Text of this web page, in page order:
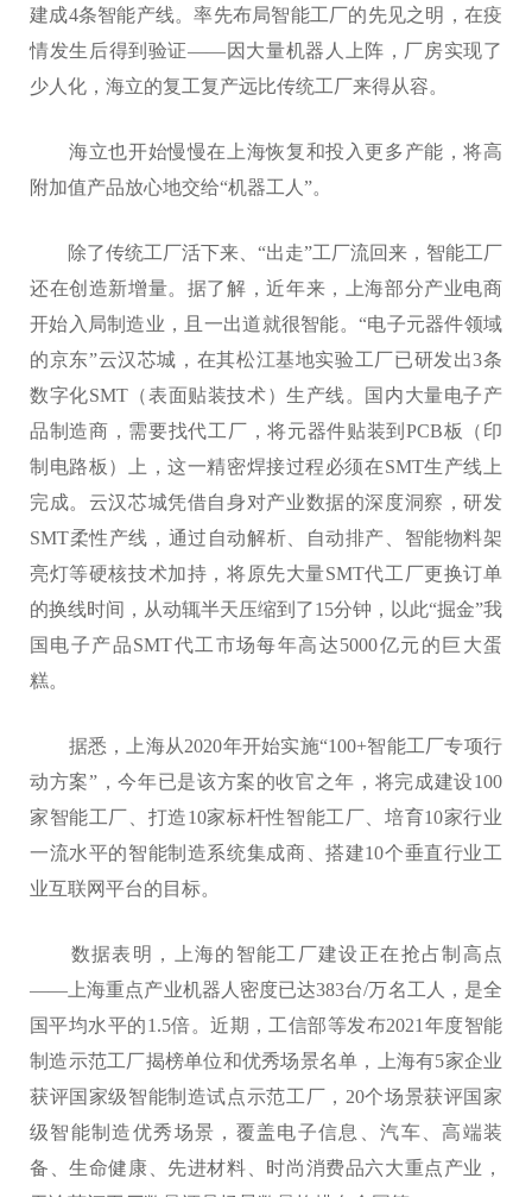
建成4条智能产线。率先布局智能工厂的先见之明，在疫
情发生后得到验证——因大量机器人上阵，厂房实现了
少人化，海立的复工复产远比传统工厂来得从容。
海立也开始慢慢在上海恢复和投入更多产能，将高
附加值产品放心地交给“机器工人”。
除了传统工厂活下来、“出走”工厂流回来，智能工厂
还在创造新增量。据了解，近年来，上海部分产业电商
开始入局制造业，且一出道就很智能。“电子元器件领域
的京东”云汉芯城，在其松江基地实验工厂已研发出3条
数字化SMT（表面贴装技术）生产线。国内大量电子产
品制造商，需要找代工厂，将元器件贴装到PCB板（印
制电路板）上，这一精密焊接过程必须在SMT生产线上
完成。云汉芯城凭借自身对产业数据的深度洞察，研发
SMT柔性产线，通过自动解析、自动排产、智能物料架
亮灯等硬核技术加持，将原先大量SMT代工厂更换订单
的换线时间，从动辄半天压缩到了15分钟，以此“掘金”我
国电子产品SMT代工市场每年高达5000亿元的巨大蛋
糕。
据悉，上海从2020年开始实施“100+智能工厂专项行
动方案”，今年已是该方案的收官之年，将完成建设100
家智能工厂、打造10家标杆性智能工厂、培育10家行业
一流水平的智能制造系统集成商、搭建10个垂直行业工
业互联网平台的目标。
数据表明，上海的智能工厂建设正在抢占制高点
——上海重点产业机器人密度已达383台/万名工人，是全
国平均水平的1.5倍。近期，工信部等发布2021年度智能
制造示范工厂揭榜单位和优秀场景名单，上海有5家企业
获评国家级智能制造试点示范工厂，20个场景获评国家
级智能制造优秀场景，覆盖电子信息、汽车、高端装
备、生命健康、先进材料、时尚消费品六大重点产业，